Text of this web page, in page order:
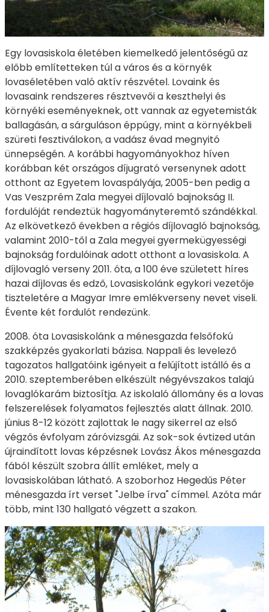
Egy lovasiskola életében kiemelkedő jelentőségű az
előbb említetteken túl a város és a környék
lovaséletében való aktív részvétel. Lovaink és
lovasaink rendszeres résztvevői a keszthelyi és
környéki eseményeknek, ott vannak az egyetemisták
ballagásán, a sárguláson éppúgy, mint a környékbeli
szüreti fesztiválokon, a vadász évad megnyitó
ünnepségén. A korábbi hagyományokhoz híven
korábban két országos díjugrató versenynek adott
otthont az Egyetem lovaspályája, 2005-ben pedig a
Vas Veszprém Zala megyei díjlovaló bajnokság II.
fordulóját rendeztük hagyományteremtő szándékkal.
Az elkövetkező években a régiós díjlovagló bajnokság,
valamint 2010-től a Zala megyei gyermekügyességi
bajnokság fordulóinak adott otthont a lovasiskola. A
díjlovagló verseny 2011. óta, a 100 éve született híres
hazai díjlovas és edző, Lovasiskolánk egykori vezetője
tiszteletére a Magyar Imre emlékverseny nevet viseli.
Évente két fordulót rendezünk.
2008. óta Lovasiskolánk a ménesgazda felsőfokú
szakképzés gyakorlati bázisa. Nappali és levelező
tagozatos hallgatóink igényeit a felújított istálló és a
2010. szeptemberében elkészült négyévszakos talajú
lovaglókarám biztosítja. Az iskolaló állomány és a lovas
felszerelések folyamatos fejlesztés alatt állnak. 2010.
június 8-12 között zajlottak le nagy sikerrel az első
végzős évfolyam záróvizsgái. Az sok-sok évtized után
újraindított lovas képzésnek Lovász Ákos ménesgazda
fából készült szobra állít emléket, mely a
lovasiskolában látható. A szoborhoz Hegedűs Péter
ménesgazda írt verset "Jelbe írva" címmel. Azóta már
több, mint 130 hallgató végzett a szakon.